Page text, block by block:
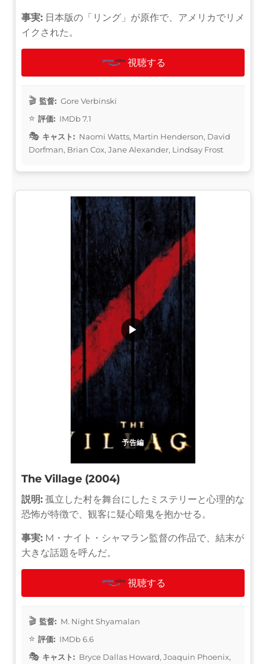
事実: 日本版の「リング」が原作で、アメリカでリメ
イクされた。
視聴する
監督: Gore Verbinski
評価: IMDb 7.1
キャスト: Naomi Watts, Martin Henderson, David
Dorfman, Brian Cox, Jane Alexander, Lindsay Frost
予告編
▶
The Village (2004)
説明: 孤立した村を舞台にしたミステリーと心理的な
恐怖が特徴で、観客に疑心暗鬼を抱かせる。
事実: M・ナイト・シャマラン監督の作品で、結末が
大きな話題を呼んだ。
視聴する
監督: M. Night Shyamalan
評価: IMDb 6.6
キャスト: Bryce Dallas Howard, Joaquin Phoenix,